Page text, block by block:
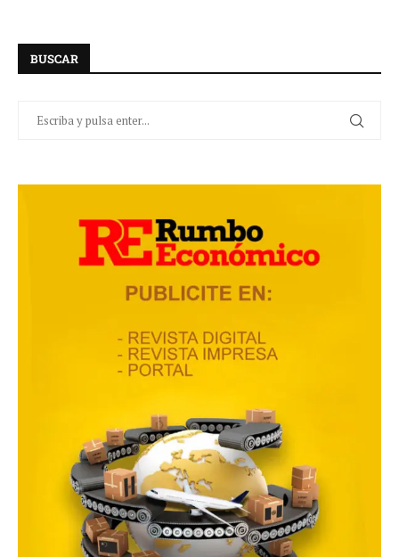
BUSCAR